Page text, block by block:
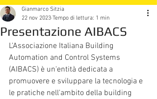
Presentazione AIBACS
Gianmarco Sitzia
22 nov 2023 Tempo di lettura: 1 min
L'Associazione Italiana Building
Automation and Control Systems
(AIBACS) è un'entità dedicata a
promuovere e sviluppare la tecnologia e
le pratiche nell'ambito della building